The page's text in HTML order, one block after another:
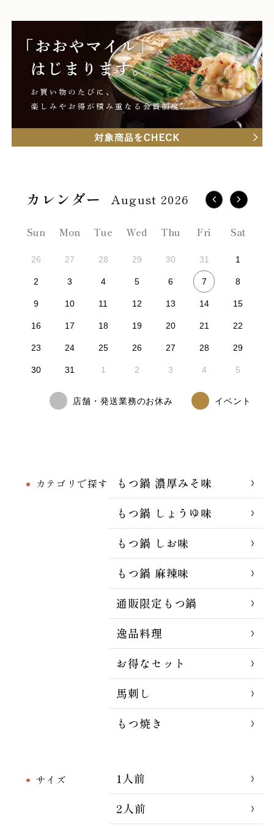
カテゴリで探す
もつ鍋 濃厚みそ味
もつ鍋 しょうゆ味
もつ鍋 しお味
もつ鍋 麻辣味
通販限定もつ鍋
逸品料理
お得なセット
馬刺し
もつ焼き
サイズ
1人前
2人前
August 2026
Sun Mon Tue Wed Thu Fri Sat
26 27 28 29 30 31 1
2 3 4 5 6 7 8
9 10 11 12 13 14 15
16 17 18 19 20 21 22
23 24 25 26 27 28 29
30 31 1 2 3 4 5
店舗・発送業務のお休み イベント